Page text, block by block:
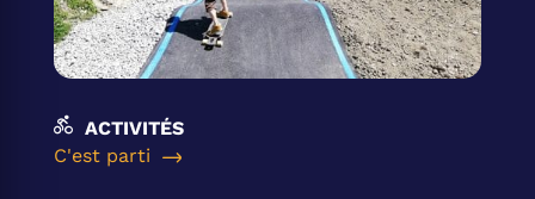
ACTIVITÉS
C'est parti